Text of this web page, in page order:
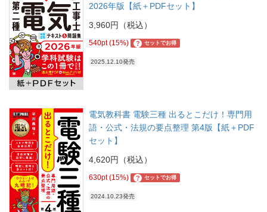
2026年版【紙＋PDFセット】
3,960円（税込）
540pt (15%) ? セットでお得
2025.12.10発売
電気教科書 電験三種 出るとこだけ！専門用
語・公式・法規の要点整理 第4版【紙＋PDF
セット】
4,620円（税込）
630pt (15%) ? セットでお得
2024.10.23発売